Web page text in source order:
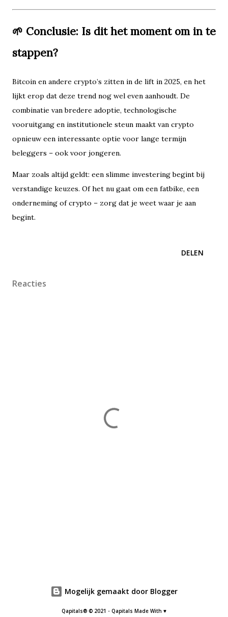
🌱 Conclusie: Is dit het moment om in te
stappen?
Bitcoin en andere crypto’s zitten in de lift in 2025, en het
lijkt erop dat deze trend nog wel even aanhoudt. De
combinatie van bredere adoptie, technologische
vooruitgang en institutionele steun maakt van crypto
opnieuw een interessante optie voor lange termijn
beleggers – ook voor jongeren.
Maar zoals altijd geldt: een slimme investering begint bij
verstandige keuzes. Of het nu gaat om een fatbike, een
onderneming of crypto – zorg dat je weet waar je aan
begint.
DELEN
Reacties
Mogelijk gemaakt door Blogger
Qapitals® © 2021 - Qapitals Made With ♥